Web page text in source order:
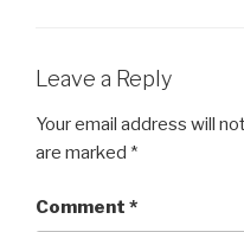
Leave a Reply
Your email address will
are marked *
Comment *